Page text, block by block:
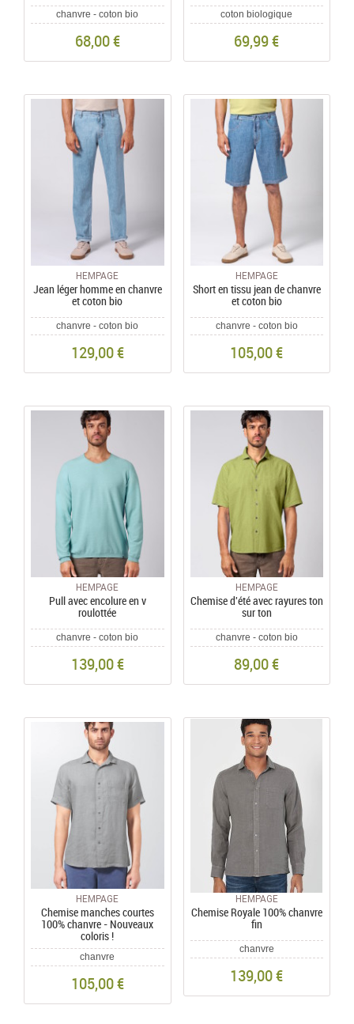
chanvre - coton bio
68,00 €
coton biologique
69,99 €
HEMPAGE
Jean léger homme en chanvre
et coton bio
chanvre - coton bio
129,00 €
HEMPAGE
Short en tissu jean de chanvre
et coton bio
chanvre - coton bio
105,00 €
HEMPAGE
Pull avec encolure en v
roulottée
chanvre - coton bio
139,00 €
HEMPAGE
Chemise d'été avec rayures ton
sur ton
chanvre - coton bio
89,00 €
HEMPAGE
Chemise manches courtes
100% chanvre - Nouveaux
coloris !
chanvre
105,00 €
HEMPAGE
Chemise Royale 100% chanvre
fin
chanvre
139,00 €